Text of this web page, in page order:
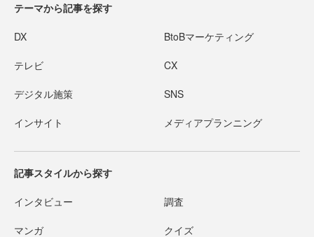
テーマから記事を探す
DX BtoBマーケティング
テレビ CX
デジタル施策 SNS
インサイト メディアプランニング
記事スタイルから探す
インタビュー 調査
マンガ クイズ